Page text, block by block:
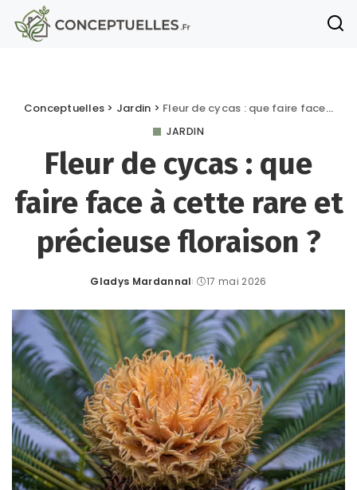
Conceptuelles > Jardin > Fleur de cycas : que faire face à cette rare et précieuse floraison ?
JARDIN
Fleur de cycas : que
faire face à cette rare et
précieuse floraison ?
Posted
Gladys Mardannal 17 mai 2026